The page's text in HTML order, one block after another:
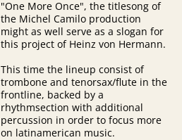
"One More Once", the titlesong of
the Michel Camilo production
might as well serve as a slogan for
this project of Heinz von Hermann.
This time the lineup consist of
trombone and tenorsax/flute in the
frontline, backed by a
rhythmsection with additional
percussion in order to focus more
on latinamerican music.